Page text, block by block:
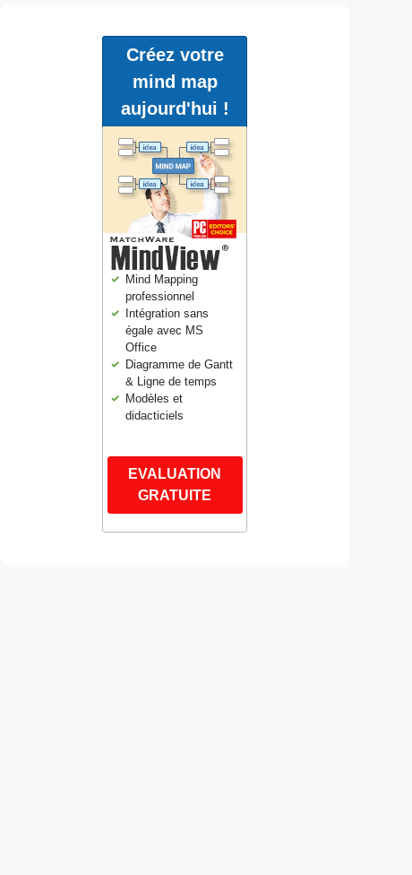
Créez votre
mind map
aujourd'hui !
Mind Mapping
professionnel
Intégration sans
égale avec MS
Office
Diagramme de Gantt
& Ligne de temps
Modèles et
didacticiels
EVALUATION
GRATUITE